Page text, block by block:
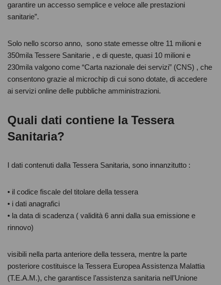
garantire un accesso semplice e veloce alle prestazioni
sanitarie”.
Solo nello scorso anno, sono state emesse oltre 11 milioni e
350mila Tessere Sanitarie , e di queste, quasi 10 milioni e
230mila valgono come “Carta nazionale dei servizi” (CNS) , che
consentono grazie al microchip di cui sono dotate, di accedere
ai servizi online delle pubbliche amministrazioni.
Quali dati contiene la Tessera
Sanitaria?
I dati contenuti dalla Tessera Sanitaria, sono innanzitutto :
• il codice fiscale del titolare della tessera
• i dati anagrafici
• la data di scadenza ( validità 6 anni dalla sua emissione e
rinnovo)
visibili nella parta anteriore della tessera, mentre la parte
posteriore costituisce la Tessera Europea Assistenza Malattia
(T.E.A.M.), che garantisce l’assistenza sanitaria nell’Unione